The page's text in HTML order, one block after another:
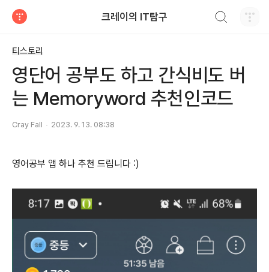
크레이의 IT탐구
티스토리
영단어 공부도 하고 간식비도 버
는 Memoryword 추천인코드
Cray Fall 2023. 9. 13. 08:38
영어공부 앱 하나 추천 드립니다 :)